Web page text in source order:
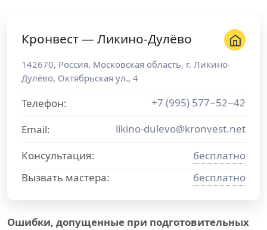
Кронвест — Ликино-Дулёво
142670, Россия, Московская область, г. Ликино-
Дулёво, Октябрьская ул., 4
Телефон:
+7 (995) 577−52−42
Email:
likino-dulevo@kronvest.net
Консультация:
бесплатно
Вызвать мастера:
бесплатно
Ошибки, допущенные при подготовительных